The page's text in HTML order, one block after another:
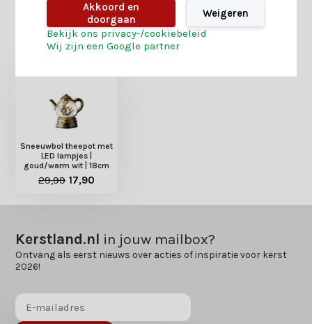
Heb je nog interesse in deze recent bekeken
producten?
Sneeuwbol theepot met
LED lampjes |
goud/warm wit | 18cm
29,99 17,90
Kerstland.nl in jouw mailbox?
Ontvang als eerst nieuws over acties of inspiratie voor kerst
2026!
Akkoord en
doorgaan
Weigeren
Bekijk ons privacy-/cookiebeleid
Wij zijn een Google partner